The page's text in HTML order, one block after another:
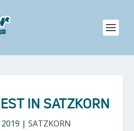
IN SATZKORN
| SATZKORN